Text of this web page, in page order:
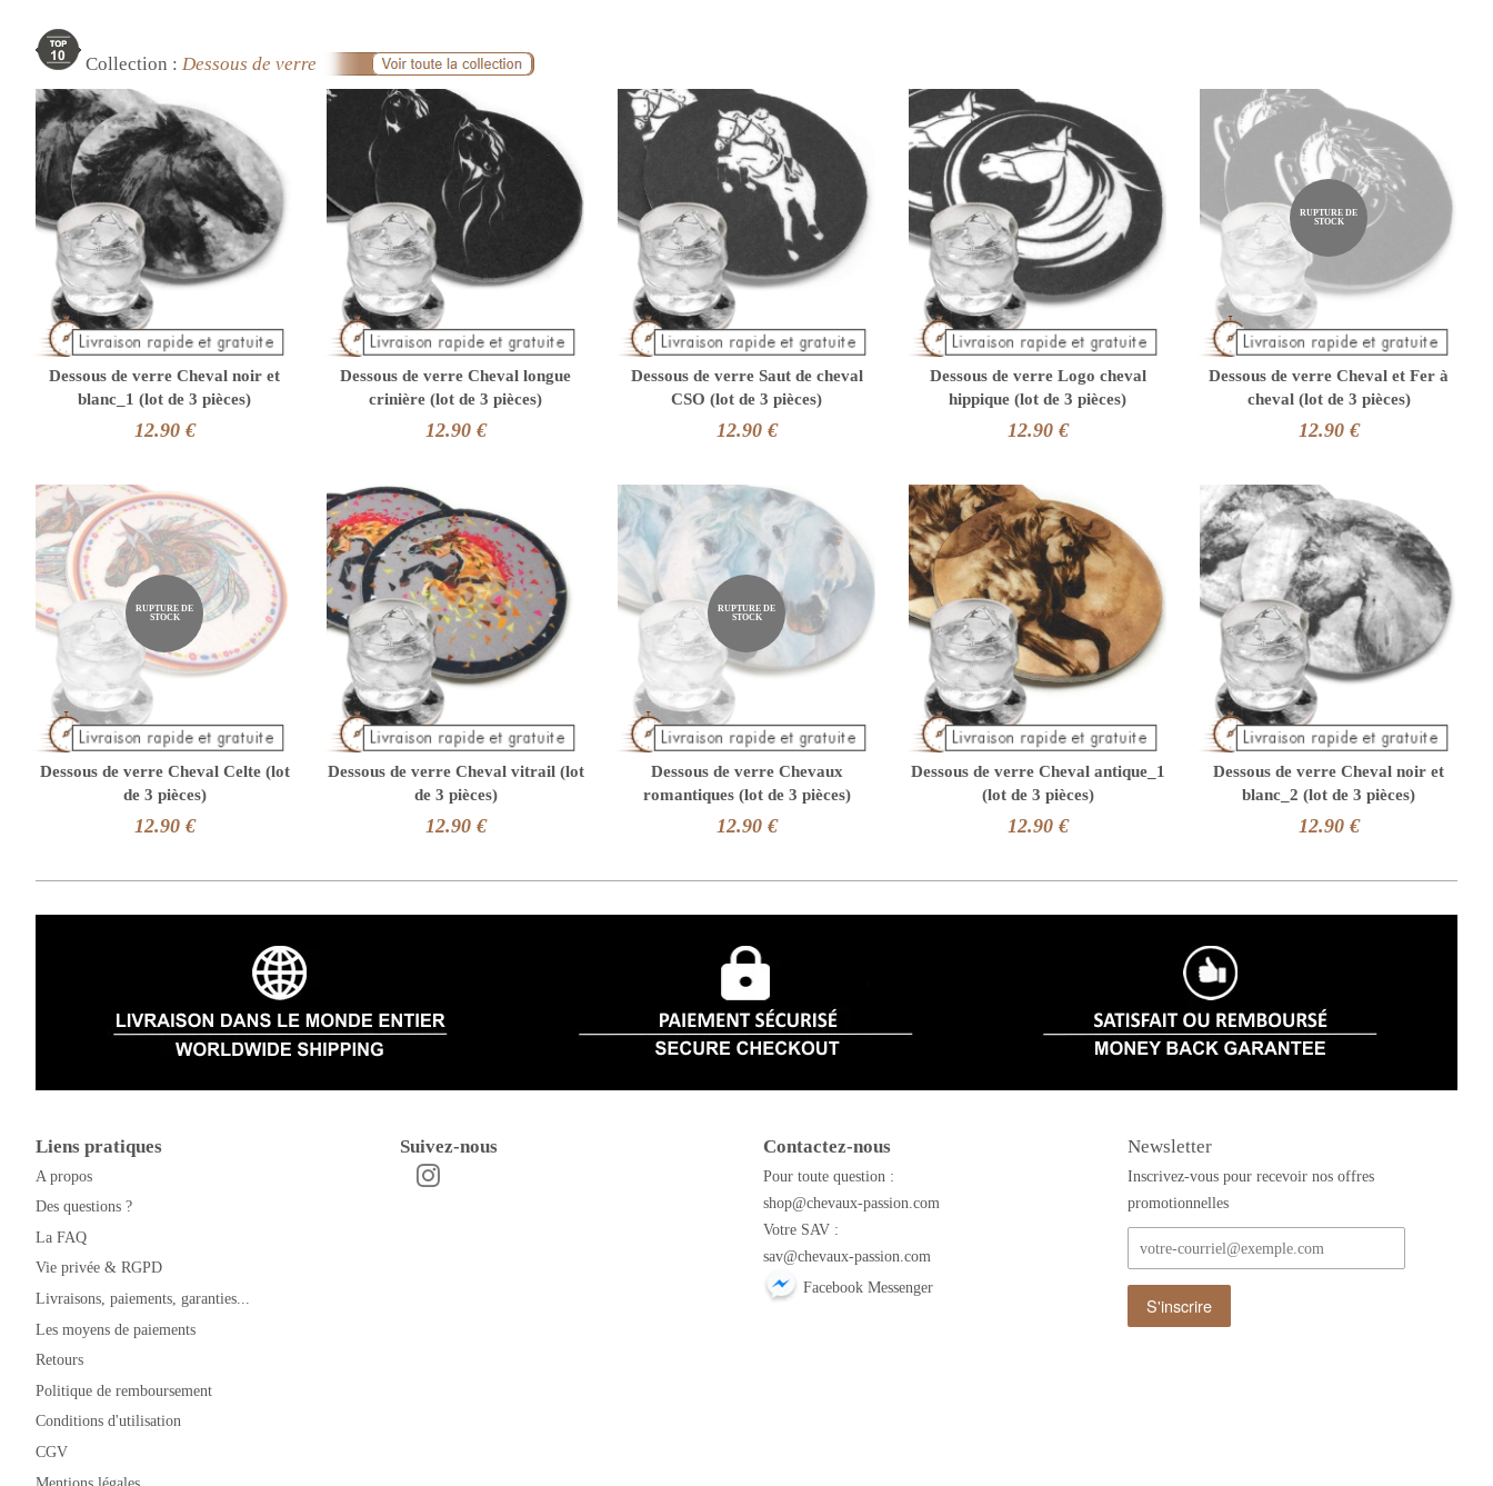
Collection : Dessous de verre
Dessous de verre Cheval noir et
blanc_1 (lot de 3 pièces)
12.90 €
Dessous de verre Cheval longue
crinière (lot de 3 pièces)
12.90 €
Dessous de verre Saut de cheval
CSO (lot de 3 pièces)
12.90 €
Dessous de verre Logo cheval
hippique (lot de 3 pièces)
12.90 €
RUPTURE DE
STOCK
Dessous de verre Cheval et Fer à
cheval (lot de 3 pièces)
12.90 €
RUPTURE DE
STOCK
Dessous de verre Cheval Celte (lot
de 3 pièces)
12.90 €
Dessous de verre Cheval vitrail (lot
de 3 pièces)
12.90 €
RUPTURE DE
STOCK
Dessous de verre Chevaux
romantiques (lot de 3 pièces)
12.90 €
Dessous de verre Cheval antique_1
(lot de 3 pièces)
12.90 €
Dessous de verre Cheval noir et
blanc_2 (lot de 3 pièces)
12.90 €
Liens pratiques
A propos
Des questions ?
La FAQ
Vie privée & RGPD
Livraisons, paiements, garanties...
Les moyens de paiements
Retours
Politique de remboursement
Conditions d'utilisation
CGV
Mentions légales
Suivez-nous
FacebookInstagram
Contactez-nous
Pour toute question :
shop@chevaux-passion.com
Votre SAV :
sav@chevaux-passion.com
Facebook Messenger
Newsletter
Inscrivez-vous pour recevoir nos offres
promotionnelles